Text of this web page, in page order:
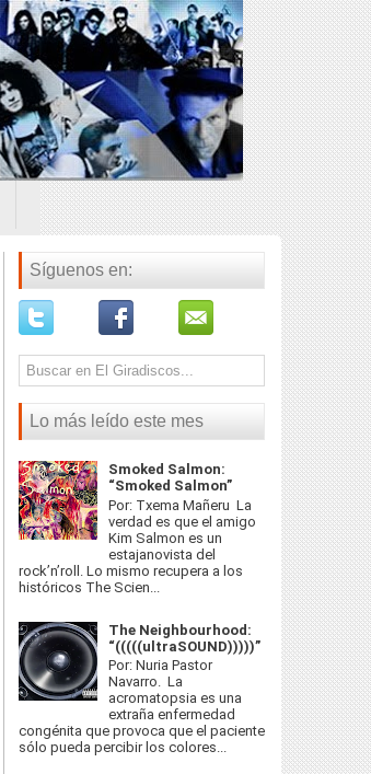
Síguenos en:
Lo más leído este mes
Smoked Salmon:
“Smoked Salmon”
Por: Txema Mañeru La
verdad es que el amigo
Kim Salmon es un
estajanovista del
rock’n’roll. Lo mismo recupera a los
históricos The Scien...
The Neighbourhood:
“(((((ultraSOUND)))))”
Por: Nuria Pastor
Navarro. La
acromatopsia es una
extraña enfermedad
congénita que provoca que el paciente
sólo pueda percibir los colores...